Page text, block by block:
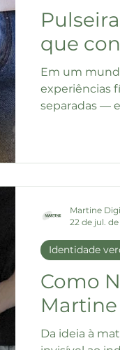
que
Em um
experiências
separadas —
Como
Martine
Da ideia à
Identidade
Martine
22 de jul.